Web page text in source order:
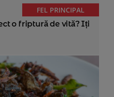
FEL PRINCIPAL
o friptură de vită? Iți